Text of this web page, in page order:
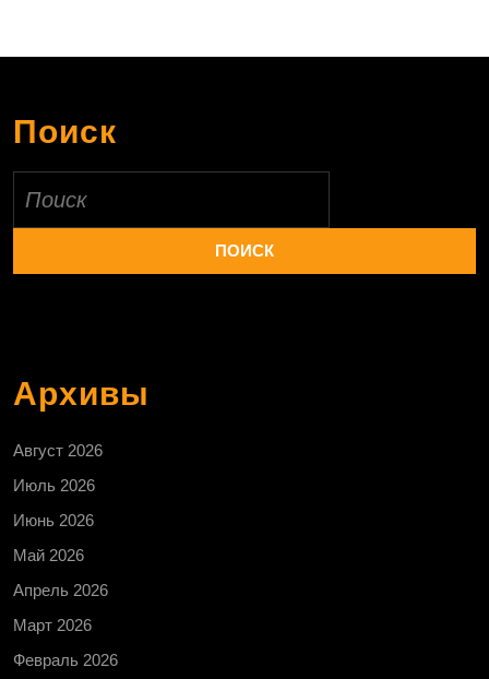
Поиск
Архивы
Август 2026
Июль 2026
Июнь 2026
Май 2026
Апрель 2026
Март 2026
Февраль 2026